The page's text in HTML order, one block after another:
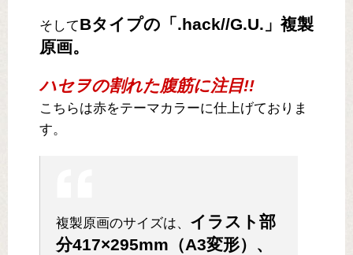
そしてBタイプの「.hack//G.U.」複製
原画。
ハセヲの割れた腹筋に注目!!
こちらは赤をテーマカラーに仕上げておりま
す。
複製原画のサイズは、 イラスト部
分417×295mm（A3変形）、